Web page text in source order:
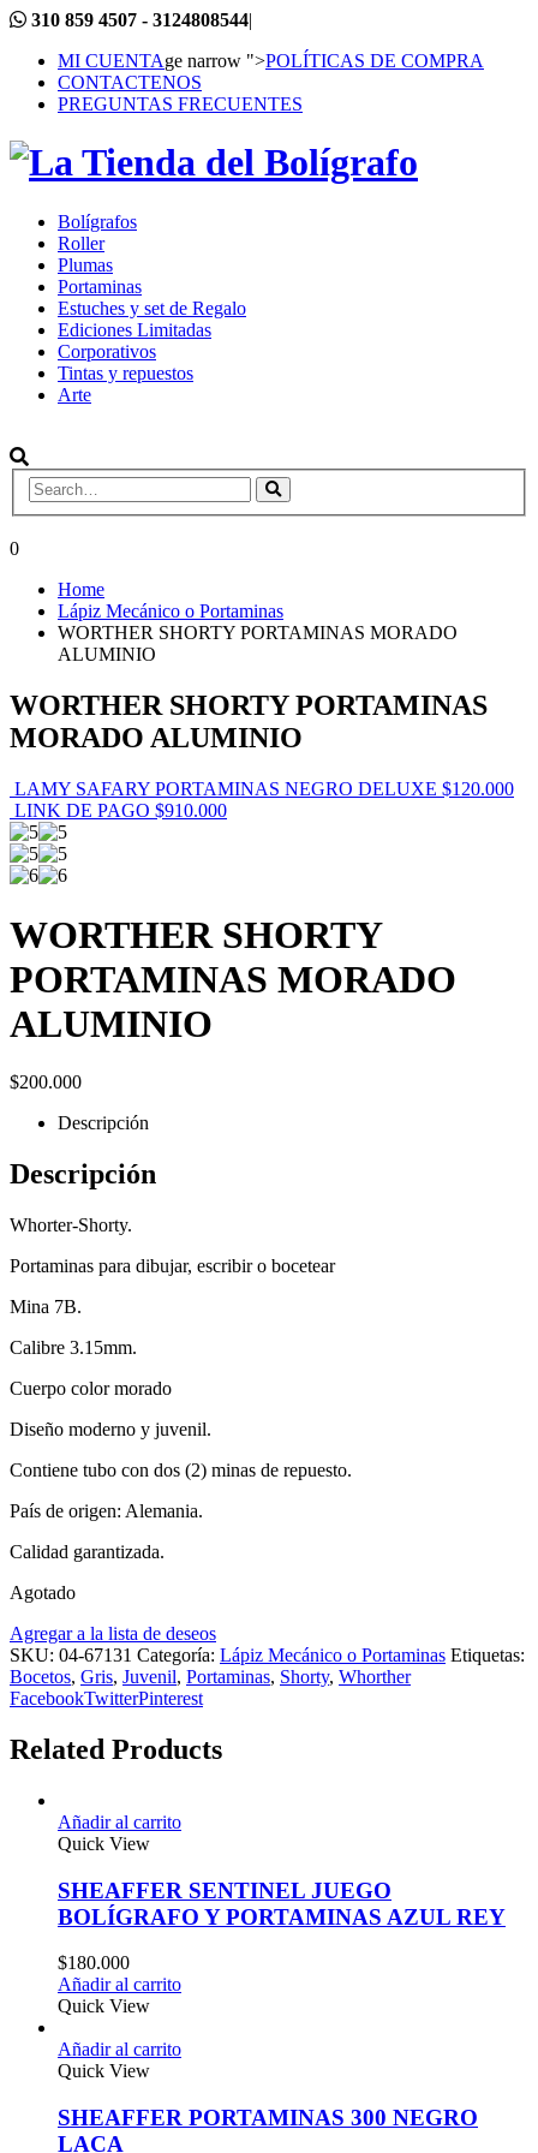
310 859 4507 - 3124808544|
MI CUENTAge narrow ">POLÍTICAS DE COMPRA
CONTACTENOS
PREGUNTAS FRECUENTES
Bolígrafos
Roller
Plumas
Portaminas
Estuches y set de Regalo
Ediciones Limitadas
Corporativos
Tintas y repuestos
Arte
0
Home
Lápiz Mecánico o Portaminas
WORTHER SHORTY PORTAMINAS MORADO
ALUMINIO
WORTHER SHORTY PORTAMINAS
MORADO ALUMINIO
LAMY SAFARY PORTAMINAS NEGRO DELUXE $120.000
LINK DE PAGO $910.000
WORTHER SHORTY
PORTAMINAS MORADO
ALUMINIO
$200.000
Descripción
Descripción
Whorter-Shorty.
Portaminas para dibujar, escribir o bocetear
Mina 7B.
Calibre 3.15mm.
Cuerpo color morado
Diseño moderno y juvenil.
Contiene tubo con dos (2) minas de repuesto.
País de origen: Alemania.
Calidad garantizada.
Agotado
Agregar a la lista de deseos
SKU: 04-67131 Categoría: Lápiz Mecánico o Portaminas Etiquetas:
Bocetos, Gris, Juvenil, Portaminas, Shorty, Whorther
FacebookTwitterPinterest
Related Products
Añadir al carrito
Quick View
SHEAFFER SENTINEL JUEGO
BOLÍGRAFO Y PORTAMINAS AZUL REY
$180.000
Añadir al carrito
Quick View
Añadir al carrito
Quick View
SHEAFFER PORTAMINAS 300 NEGRO
LACA